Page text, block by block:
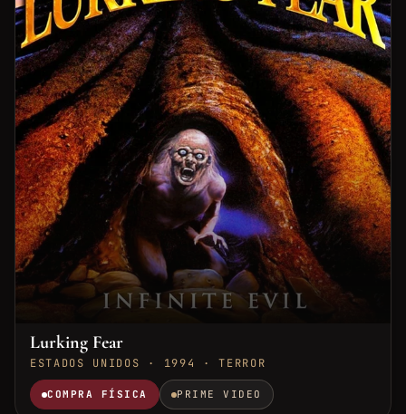
Lurking Fear
ESTADOS UNIDOS · 1994 · TERROR
COMPRA FÍSICA PRIME VIDEO